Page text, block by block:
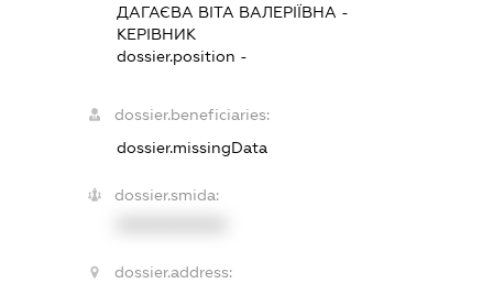
ДАГАЄВА ВІТА ВАЛЕРІЇВНА -
КЕРІВНИК
dossier.position -
dossier.beneficiaries:
dossier.missingData
dossier.smida:
dossier.address: